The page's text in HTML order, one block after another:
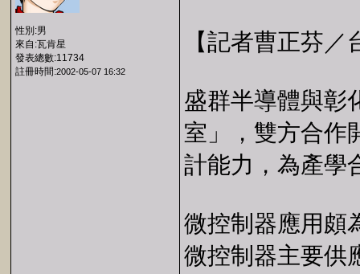
性別:男
來自:瓦肯星
發表總數:11734
註冊時間:2002-05-07 16:32
【記者曹正芬／
盛群半導體與彰
室」，雙方合作
計能力，為產學
微控制器應用頗
微控制器主要供